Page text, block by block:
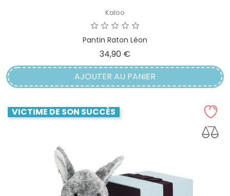
Kaloo
Pantin Raton Léon
34,90 €
AJOUTER AU PANIER
VICTIME DE SON SUCCÈS